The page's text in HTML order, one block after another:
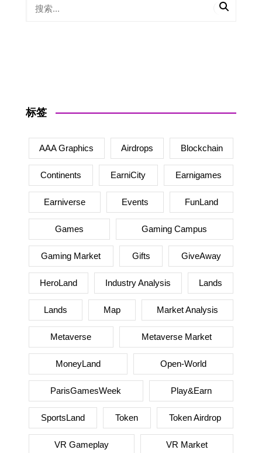
标签
AAA Graphics Airdrops Blockchain
Continents EarniCity Earnigames
Earniverse Events FunLand
Games Gaming Campus
Gaming Market Gifts GiveAway
HeroLand Industry Analysis Lands
Lands Map Market Analysis
Metaverse Metaverse Market
MoneyLand Open-World
ParisGamesWeek Play&Earn
SportsLand Token Token Airdrop
VR Gameplay VR Market